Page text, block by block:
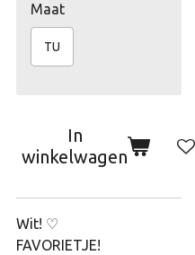
Maat
TU
In
winkelwagen
Wit! ♡
FAVORIETJE!